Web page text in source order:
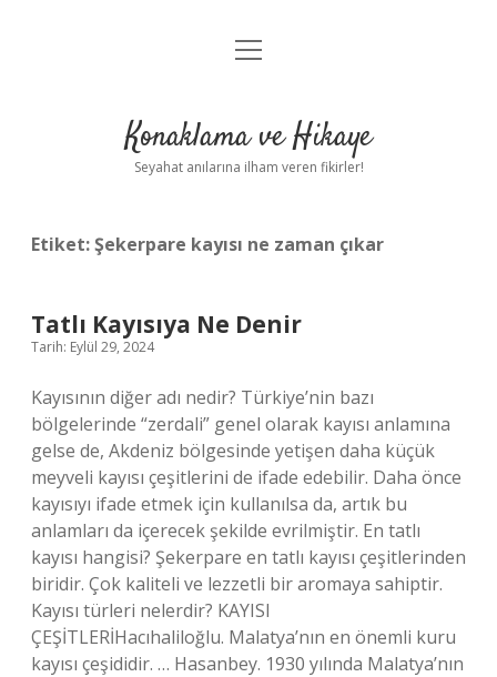
Anasayfa
Yasal Uyarı
menüyü
Konaklama ve Hikaye
Seyahat anılarına ilham veren fikirler!
Etiket:Şekerpare kayısı ne zaman çıkar
Tatlı Kayısıya Ne Denir
Tarih: Eylül 29, 2024
Kayısının diğer adı nedir? Türkiye’nin bazı
bölgelerinde “zerdali” genel olarak kayısı anlamına
gelse de, Akdeniz bölgesinde yetişen daha küçük
meyveli kayısı çeşitlerini de ifade edebilir. Daha önce
kayısıyı ifade etmek için kullanılsa da, artık bu
anlamları da içerecek şekilde evrilmiştir. En tatlı
kayısı hangisi? Şekerpare en tatlı kayısı çeşitlerinden
biridir. Çok kaliteli ve lezzetli bir aromaya sahiptir.
Kayısı türleri nelerdir? KAYISI
ÇEŞİTLERİHacıhaliloğlu. Malatya’nın en önemli kuru
kayısı çeşididir. … Hasanbey. 1930 yılında Malatya’nın